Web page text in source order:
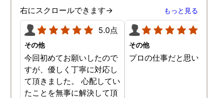
明な写真が添付された報
書が上がってきて、大変
きました。会話の内容の
モなどもあり、金額はか
りましたが利用してよか
右にスクロールできます→ もっと見る
5.0点
その他
今回初めてお願いしたので
すが、優しく丁寧に対応し
て頂きました。 心配してい
たことを無事に解決して頂
その他
プロの仕事だと思います